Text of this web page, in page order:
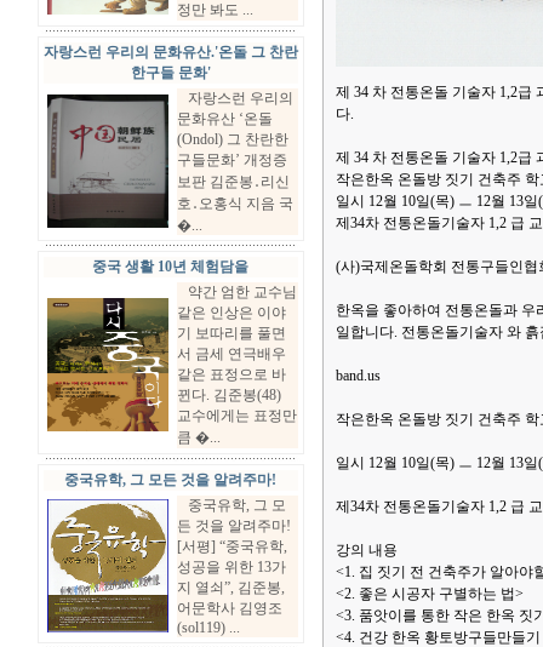
정만 봐도 ...
자랑스런 우리의 문화유산.'온돌 그 찬란
한구들 문화'
자랑스런 우리의
문화유산 ‘온돌
(Ondol) 그 찬란한
구들문화’ 개정증
보판 김준봉․리신
호․오홍식 지음 국
�...
중국 생활 10년 체험담을
약간 엄한 교수님
같은 인상은 이야
기 보따리를 풀면
서 금세 연극배우
같은 표정으로 바
뀐다. 김준봉(48)
교수에게는 표정만
큼 �...
중국유학, 그 모든 것을 알려주마!
중국유학, 그 모
든 것을 알려주마!
[서평] “중국유학,
성공을 위한 13가
지 열쇠”, 김준봉,
어문학사 김영조
(sol119) ...
제 34 차 전통온돌 기술자 1,2급
다.
제 34 차 전통온돌 기술자 1,2급
작은한옥 온돌방 짓기 건축주
일시 12월 10일(목) ㅡ 12월 13일
제34차 전통온돌기술자 1,2 급
(사)국제온돌학회 전통구들인협
한옥을 좋아하여 전통온돌과
일합니다. 전통온돌기술자 와
band.us
작은한옥 온돌방 짓기 건축주
일시 12월 10일(목) ㅡ 12월 13일
제34차 전통온돌기술자 1,2 급
강의 내용
<1. 집 짓기 전 건축주가 알아야
<2. 좋은 시공자 구별하는 법>
<3. 품앗이를 통한 작은 한옥 짓
<4. 건강 한옥 황토방구들만들기